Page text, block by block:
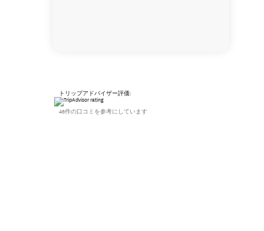
トリップアドバイザー評価:
46件の口コミを参考にしています